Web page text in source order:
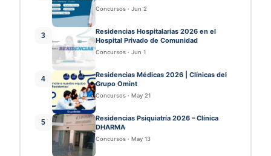
Concursos · Jun 2
3
Residencias Hospitalarias 2026 en el
Hospital Privado de Comunidad
Concursos · Jun 1
4
Residencias Médicas 2026 | Clínicas del
Grupo Omint
Concursos · May 21
5
Residencias Psiquiatría 2026 – Clínica
DHARMA
Concursos · May 13